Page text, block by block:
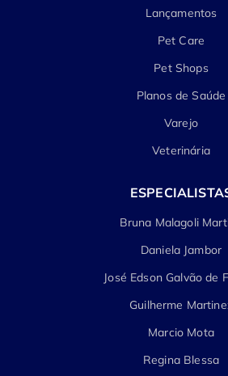
Lançamentos
Pet Care
Pet Shops
Planos de Saúde
Varejo
Veterinária
Bruna Malagoli
Daniela Jambor
José Edson Galvão de
Guilherme
Marcio Mota
Regina Blessa